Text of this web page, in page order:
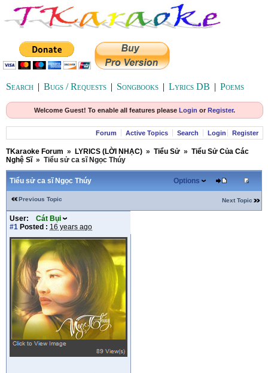
Search | Bugs / Requests | Songbooks | Lyrics DB | Poems
Welcome Guest! To enable all features please Login or Register.
Forum Active Topics Search Login Register
TKaraoke Forum » LYRICS (LỜI NHẠC) » Tiểu Sử » Tiểu Sử Của Các
Nghệ Sĩ » Tiểu sử ca sĩ Ngọc Thúy
Tiểu sử ca sĩ Ngọc Thúy Options
Previous Topic Next Topic
User:
Cát Bụi
#1 Posted : 16 years ago